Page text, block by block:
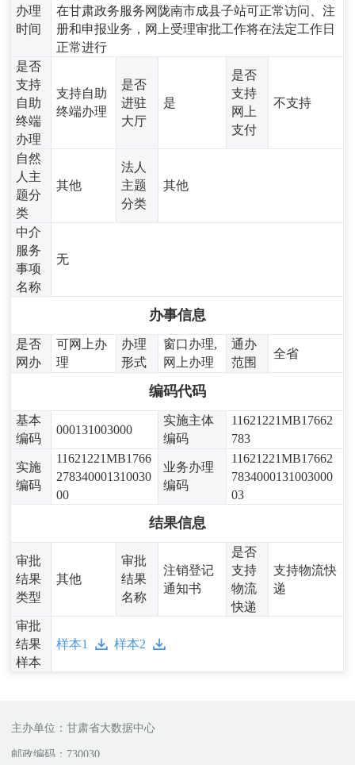
办理
时间
在甘肃政务服务网陇南市成县子站可正常访问、注
册和申报业务，网上受理审批工作将在法定工作日
正常进行
是否
支持
自助
终端
办理
支持自助
终端办理
是否
进驻
大厅
是
是否
支持
网上
支付
不支持
自然
人主
题分
类
其他
法人
主题
分类
其他
中介
服务
事项
名称
无
办事信息
是否
网办
可网上办
理
办理
形式
窗口办理,
网上办理
通办
范围
全省
编码代码
基本
编码
000131003000
实施主体
编码
11621221MB17662
783
实施
编码
11621221MB1766
278340001310030
00
业务办理
编码
11621221MB17662
7834000131003000
03
结果信息
审批
结果
类型
其他
审批
结果
名称
注销登记
通知书
是否
支持
物流
快递
支持物流快
递
审批
结果
样本
样本1 样本2
主办单位：甘肃省大数据中心
邮政编码：730030